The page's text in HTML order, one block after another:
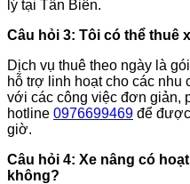
lý tại Tân Biên.
Câu hỏi 3: Tôi có thể thuê
Dịch vụ thuê theo ngày là
hỗ trợ linh hoạt cho các nhu
với các công việc đơn giản,
hotline 0976699469 để
giờ.
Câu hỏi 4: Xe nâng có
không?